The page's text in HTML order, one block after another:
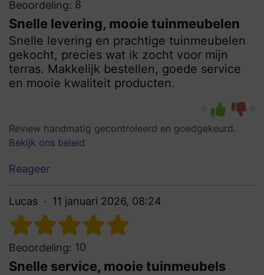
Beoordeling: 8
Snelle levering, mooie tuinmeubelen
Snelle levering en prachtige tuinmeubelen
gekocht, precies wat ik zocht voor mijn
terras. Makkelijk bestellen, goede service
en mooie kwaliteit producten.
0 0
Review handmatig gecontroleerd en goedgekeurd.
Bekijk ons beleid
Reageer
Lucas 11 januari 2026, 08:24
Beoordeling: 10
Snelle service, mooie tuinmeubels